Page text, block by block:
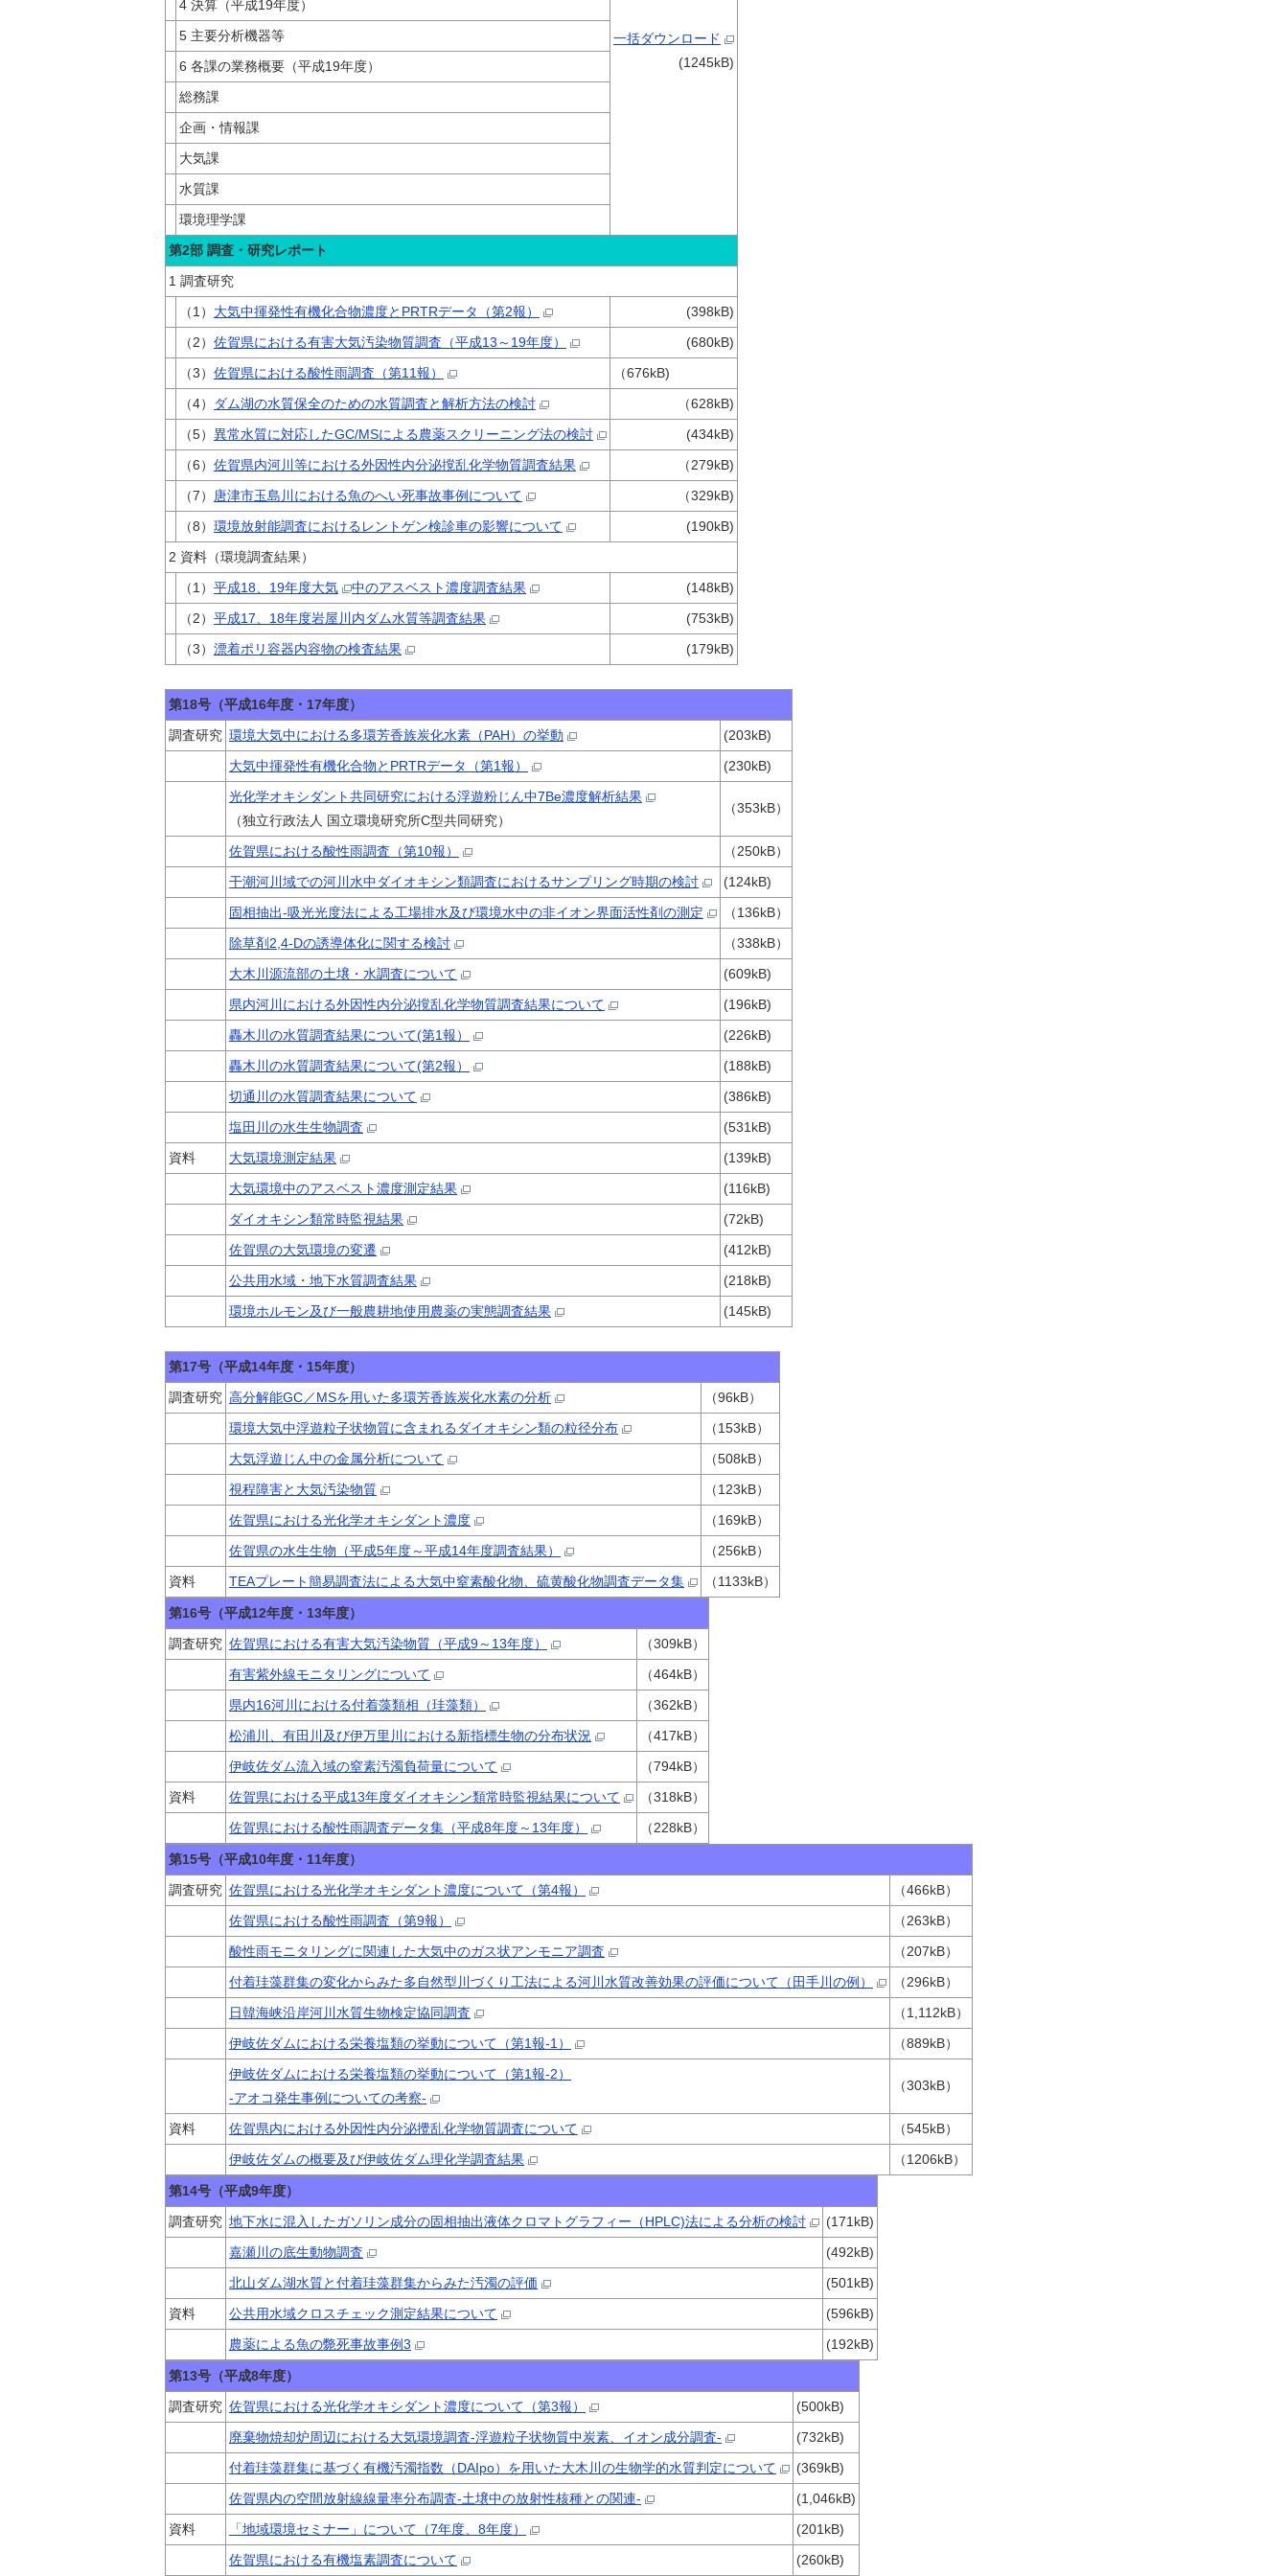
一括ダウンロード
(1245kB)
4 決算（平成19年度）
5 主要分析機器等
6 各課の業務概要（平成19年度）
総務課
企画・情報課
大気課
水質課
環境理学課
第2部 調査・研究レポート
1 調査研究
（1） 大気中揮発性有機化合物濃度とPRTRデータ（第2報）
(398kB)
（2） 佐賀県における有害大気汚染物質調査（平成13～19年度）
(680kB)
（3） 佐賀県における酸性雨調査（第11報）
（676kB)
（4）
ダム湖の水質保全のための水質調査と解析方法の検討
（628kB)
（5） 異常水質に対応したGC/MSによる農薬スクリーニング法の検討
(434kB)
（6） 佐賀県内河川等における外因性内分泌撹乱化学物質調査結果
（279kB)
（7）
唐津市玉島川における魚のへい死事故事例について
（329kB)
（8） 環境放射能調査におけるレントゲン検診車の影響について
(190kB)
2 資料（環境調査結果）
（1） 平成18、19年度大気 中のアスベスト濃度調査結果
(148kB)
（2） 平成17、18年度岩屋川内ダム水質等調査結果
(753kB)
（3） 漂着ポリ容器内容物の検査結果 (179kB)
第18号（平成16年度・17年度）
調査研究 環境大気中における多環芳香族炭化水素（PAH）の挙動
(203kB)
大気中揮発性有機化合物とPRTRデータ（第1報）
(230kB)
光化学オキシダント共同研究における浮遊粉じん中7Be濃度解析結果
（独立行政法人 国立環境研究所C型共同研究）
（353kB）
佐賀県における酸性雨調査（第10報）
（250kB）
干潮河川域での河川水中ダイオキシン類調査におけるサンプリング時期の検討
(124kB)
固相抽出‐吸光光度法による工場排水及び環境水中の非イオン界面活性剤の測定
（136kB）
除草剤2,4-Dの誘導体化に関する検討
（338kB）
大木川源流部の土壌・水調査について
(609kB)
県内河川における外因性内分泌撹乱化学物質調査結果について
(196kB)
轟木川の水質調査結果について(第1報）
(226kB)
轟木川の水質調査結果について(第2報）
(188kB)
切通川の水質調査結果について
(386kB)
塩田川の水生生物調査
(531kB)
資料
大気環境測定結果
(139kB)
大気環境中のアスベスト濃度測定結果
(116kB)
ダイオキシン類常時監視結果
(72kB)
佐賀県の大気環境の変遷
(412kB)
公共用水域・地下水質調査結果
(218kB)
環境ホルモン及び一般農耕地使用農薬の実態調査結果
(145kB)
第17号（平成14年度・15年度）
調査研究 高分解能GC／MSを用いた多環芳香族炭化水素の分析
（96kB）
環境大気中浮遊粒子状物質に含まれるダイオキシン類の粒径分布
（153kB）
大気浮遊じん中の金属分析について
（508kB）
視程障害と大気汚染物質
（123kB）
佐賀県における光化学オキシダント濃度
（169kB）
佐賀県の水生生物（平成5年度～平成14年度調査結果）
（256kB）
資料
TEAプレート簡易調査法による大気中窒素酸化物、硫黄酸化物調査データ集 （1133kB）
第16号（平成12年度・13年度）
調査研究 佐賀県における有害大気汚染物質（平成9～13年度）
（309kB）
有害紫外線モニタリングについて
（464kB）
県内16河川における付着藻類相（珪藻類）
（362kB）
松浦川、有田川及び伊万里川における新指標生物の分布状況
（417kB）
伊岐佐ダム流入域の窒素汚濁負荷量について
（794kB）
資料
佐賀県における平成13年度ダイオキシン類常時監視結果について
（318kB）
佐賀県における酸性雨調査データ集（平成8年度～13年度）
（228kB）
第15号（平成10年度・11年度）
調査研究 佐賀県における光化学オキシダント濃度について（第4報）
（466kB）
佐賀県における酸性雨調査（第9報）
（263kB）
酸性雨モニタリングに関連した大気中のガス状アンモニア調査
（207kB）
付着珪藻群集の変化からみた多自然型川づくり工法による河川水質改善効果の評価について（田手川の例）
（296kB）
日韓海峡沿岸河川水質生物検定協同調査
（1,112kB）
伊岐佐ダムにおける栄養塩類の挙動について（第1報-1）
（889kB）
伊岐佐ダムにおける栄養塩類の挙動について（第1報-2）
-アオコ発生事例についての考察-
（303kB）
資料 佐賀県内における外因性内分泌攪乱化学物質調査について
（545kB）
伊岐佐ダムの概要及び伊岐佐ダム理化学調査結果
（1206kB）
第14号（平成9年度）
調査研究 地下水に混入したガソリン成分の固相抽出液体クロマトグラフィー（HPLC)法による分析の検討
(171kB)
嘉瀬川の底生動物調査
(492kB)
北山ダム湖水質と付着珪藻群集からみた汚濁の評価
(501kB)
資料
公共用水域クロスチェック測定結果について
(596kB)
農薬による魚の斃死事故事例3
(192kB)
第13号（平成8年度）
調査研究 佐賀県における光化学オキシダント濃度について（第3報）
(500kB)
廃棄物焼却炉周辺における大気環境調査-浮遊粒子状物質中炭素、イオン成分調査-
(732kB)
付着珪藻群集に基づく有機汚濁指数（DAIpo）を用いた大木川の生物学的水質判定について
(369kB)
佐賀県内の空間放射線線量率分布調査-土壌中の放射性核種との関連-
(1,046kB)
資料
「地域環境セミナー」について（7年度、8年度）
(201kB)
佐賀県における有機塩素調査について
(260kB)